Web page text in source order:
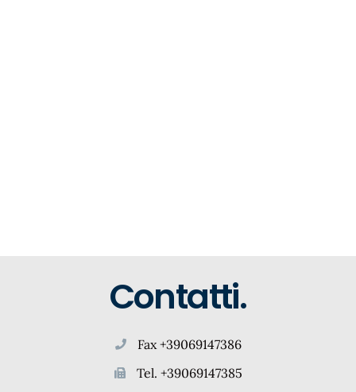
Contatti.
Fax +39069147386
Tel. +39069147385